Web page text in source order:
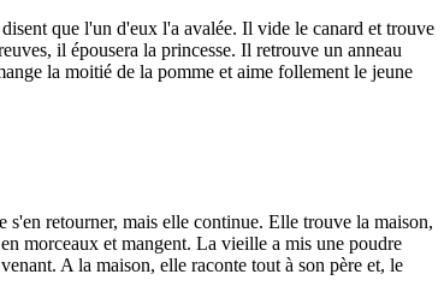
que l'un d'eux l'a avalée. Il vide le canard et trouve
il épousera la princesse. Il retrouve un anneau
la moitié de la pomme et aime follement le jeune
retourner, mais elle continue. Elle trouve la maison,
morceaux et mangent. La vieille a mis une poudre
A la maison, elle raconte tout à son père et, le